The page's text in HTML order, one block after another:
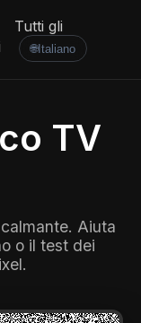
Tutti gli
🌐Italiano
TV
Aiuta
o il test dei